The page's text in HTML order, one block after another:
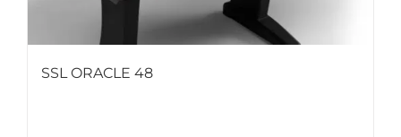
SSL ORACLE 48